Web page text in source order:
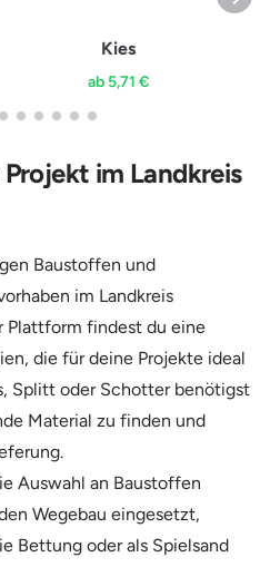
Kies
ab 5,71 €
im Landkreis
Baustoffen und
im Landkreis
Plattform findest du eine
die für deine Projekte ideal
Splitt oder Schotter benötigst
Material zu finden und
Auswahl an Baustoffen
Wegebau eingesetzt,
Bettung oder als Spielsand